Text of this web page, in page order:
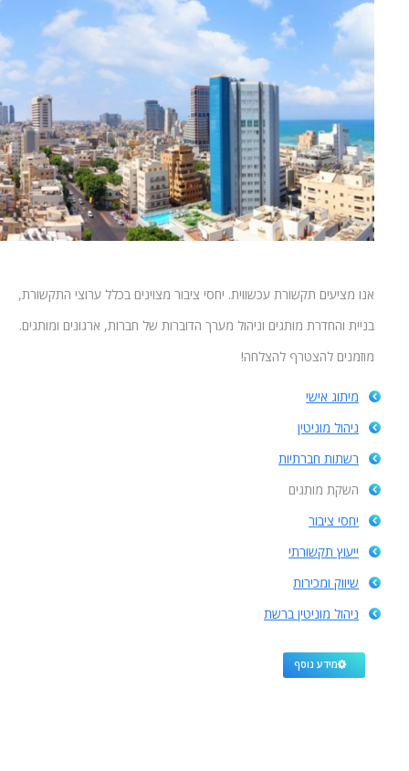
אנו מציעים תקשורת עכשווית. יחסי ציבור מצוינים בכלל ערוצי התקשורת,
בניית והחדרת מותגים וניהול מערך הדוברות של חברות, ארגונים ומותגים.
מוזמנים להצטרף להצלחה!
מיתוג אישי
ניהול מוניטין
רשתות חברתיות
השקת מותגים
יחסי ציבור
ייעוץ תקשורתי
שיווק ומכירות
ניהול מוניטין ברשת
מידע נוסף